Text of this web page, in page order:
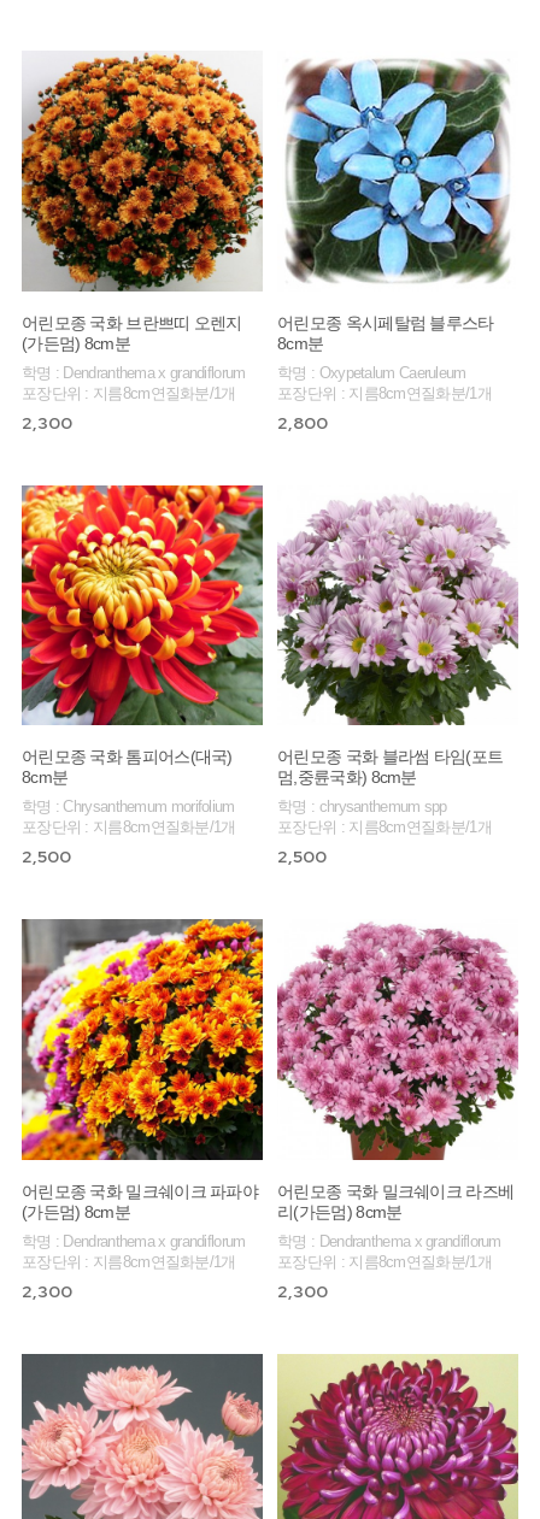
어린모종 국화 브란쁘띠 오렌지
(가든멈) 8cm분
학명 : Dendranthema x grandiflorum
포장단위 : 지름8cm연질화분/1개
2,300
어린모종 옥시페탈럼 블루스타
8cm분
학명 : Oxypetalum Caeruleum
포장단위 : 지름8cm연질화분/1개
2,800
어린모종 국화 톰피어스(대국)
8cm분
학명 : Chrysanthemum morifolium
포장단위 : 지름8cm연질화분/1개
2,500
어린모종 국화 블라썸 타임(포트
멈,중륜국화) 8cm분
학명 : chrysanthemum spp
포장단위 : 지름8cm연질화분/1개
2,500
어린모종 국화 밀크쉐이크 파파야
(가든멈) 8cm분
학명 : Dendranthema x grandiflorum
포장단위 : 지름8cm연질화분/1개
2,300
어린모종 국화 밀크쉐이크 라즈베
리(가든멈) 8cm분
학명 : Dendranthema x grandiflorum
포장단위 : 지름8cm연질화분/1개
2,300